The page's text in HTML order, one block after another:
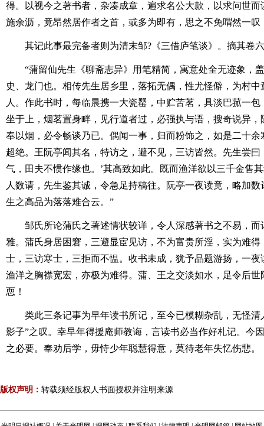
得。以视今之著书者，杂凑成章，遍求名公大款，以求问世
施余沥，竟昂然居作者之首，或多为即有，思之不免喟然一叹
其记此事最完备者则为清末邹?《三借庐笔谈》。摘其卷
“蒲留仙先生《聊斋志异》用笔精简，寓意处全无迹象，
史、龙门也。相传先生居乡里，落拓无偶，性尤怪僻，为村
人。作此书时，每临晨携一大瓷罂，中贮苦茗，具淡巴菰一
坐于上，烟茗置身畔，见行道者过，必强执与语，搜奇说异
奉以烟，必令畅谈乃已。偶闻一事，归而粉饰之，如是二十
超绝。王阮亭闻其名，特访之，避不见，三访皆然。先生尝曰
气，田夫不惯作缘也。’其高致如此。既而渔洋欲以三千金售
人数请，先生鉴其诚，令急足持稿往。阮亭一夜读竟，略加
生之高品为落落难合云。”
邹氏所论蒲氏之著述情状较详，令人深感著书之不易，
雅。蒲氏身居困窘，三避显宦见访，不为富贵所淫，实为难
士，三访寒士，三拒而不愠。收书未成，犹予品题游扬，一
渔洋之胸襟宽宏，亦极为难得。蒲、王之交淡如水，足令后
恧！
类此三条记事为早年读书所记，至今已模糊杂乱，无怪
影子”之叹。幸早年得援庵师教诲，言读书必当作好札记。今
之必要。奉劝后学，毋恃少年聪慧得意，莫待老年失忆伤悲。
版权声明： 转载须经版权人书面授权并注明来源